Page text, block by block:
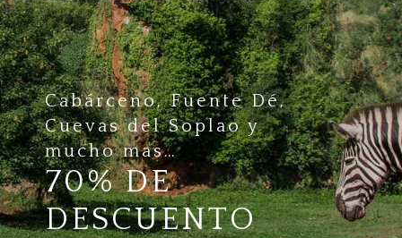
Cabárceno, Fuente Dé,
Cuevas del Soplao y
mucho mas…
70% DE
DESCUENTO